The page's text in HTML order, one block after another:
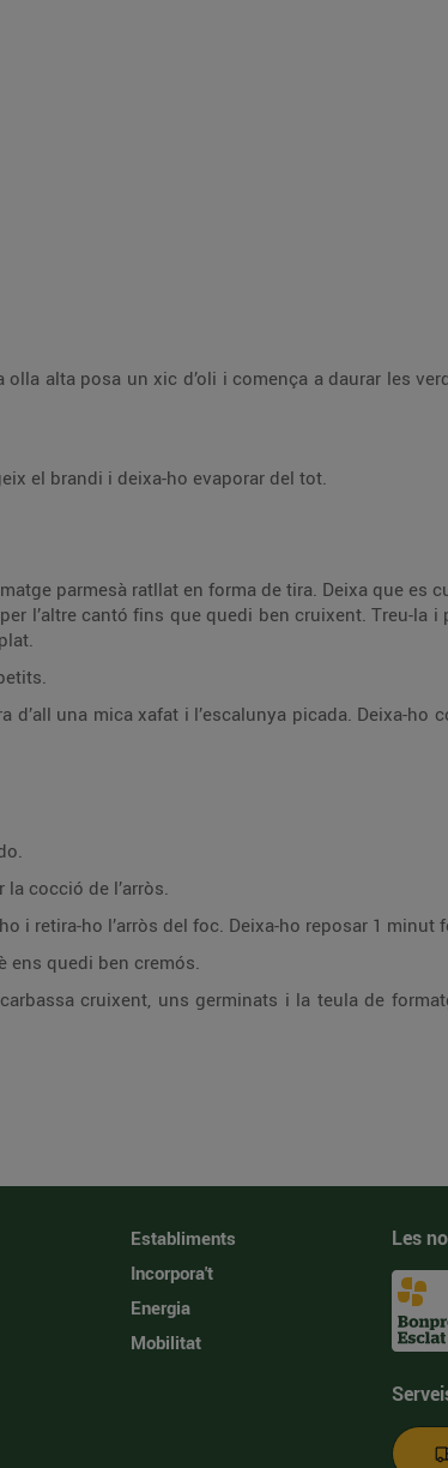
alta posa un xic d’oli i comença a daurar les
el brandi i deixa-ho evaporar del tot.
parmesà ratllat en forma de tira. Deixa que es
l’altre cantó fins que quedi ben cruixent. Treu-la i
una mica xafat i l’escalunya picada. Deixa-ho
cocció de l’arròs.
i retira-ho l’arròs del foc. Deixa-ho reposar 1 minut
ens quedi ben cremós.
cruixent, uns germinats i la teula de
Establiments
Incorpora't
Energia
Mobilitat
Les